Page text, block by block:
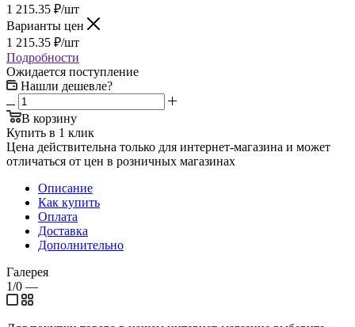
1 215.35 ₽/шт
Варианты цен
1 215.35 ₽/шт
Подробности
Ожидается поступление
Нашли дешевле?
В корзину
Купить в 1 клик
Цена действительна только для интернет-магазина и может
отличаться от цен в розничных магазинах
Описание
Как купить
Оплата
Доставка
Дополнительно
Галерея
1/0 —